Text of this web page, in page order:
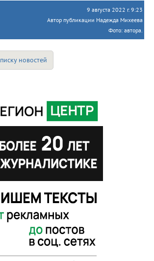
9 августа 2022 г. 9:23
Автор публикации Надежда Михеева
Фото: автора.
новостей